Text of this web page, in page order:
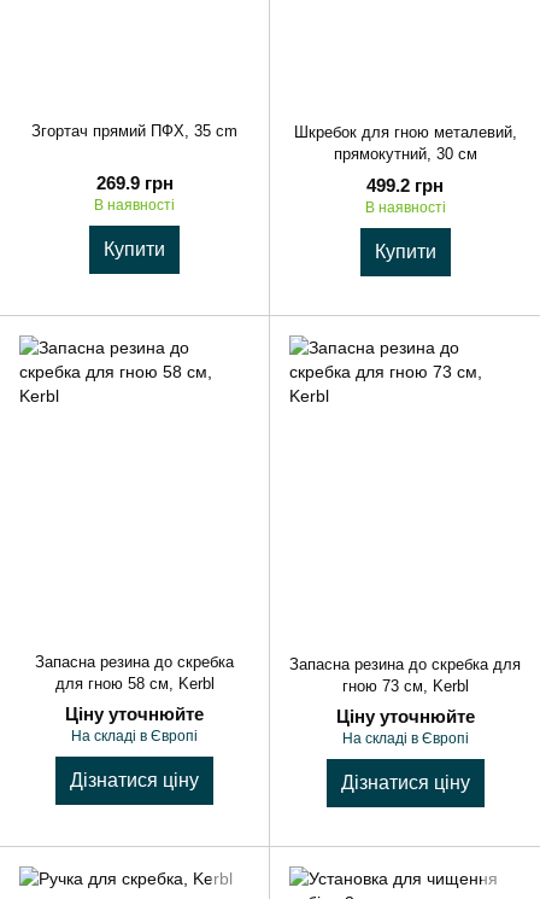
Згортач прямий ПФХ, 35 cm
269.9 грн
В наявності
Купити
Шкребок для гною металевий,
прямокутний, 30 см
499.2 грн
В наявності
Купити
Запасна резина до скребка
для гною 58 см, Kerbl
Ціну уточнюйте
На складі в Європі
Дізнатися ціну
Запасна резина до скребка для
гною 73 см, Kerbl
Ціну уточнюйте
На складі в Європі
Дізнатися ціну